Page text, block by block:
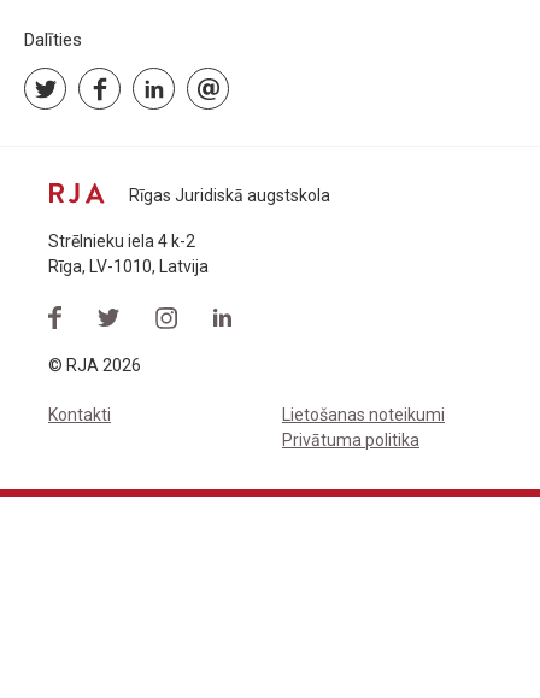
Dalīties
Rīgas Juridiskā augstskola
Strēlnieku iela 4 k-2
Rīga, LV-1010, Latvija
© RJA 2026
Kontakti
Lietošanas noteikumi
Privātuma politika